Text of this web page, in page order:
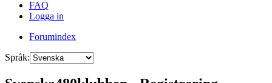
FAQ
Logga in
Forumindex
Språk: